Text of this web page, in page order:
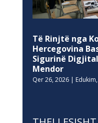
Të Rinjtë nga
Hercegovina
Sigurinë
Mendor
Qer 26, 2026| Edukim,